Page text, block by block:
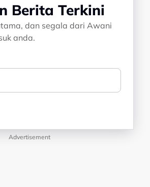
Berita Terkini
dan segala dari Awani
anda.
Advertisement